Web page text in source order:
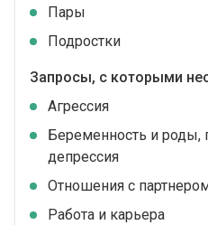
Пары
Подростки
Запросы, с которыми
Агрессия
Беременность и роды,
депрессия
Отношения с
Работа и карьера